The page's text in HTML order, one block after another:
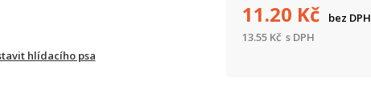
hlídacího psa
11.20 Kč
bez DPH
13.55 Kč s DPH